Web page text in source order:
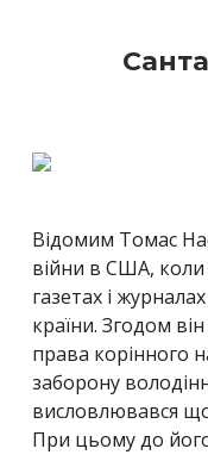
Відомим Томас
війни в США, коли
газетах і
країни. Згодом
права корінного
заборону
висловлювався
При цьому до